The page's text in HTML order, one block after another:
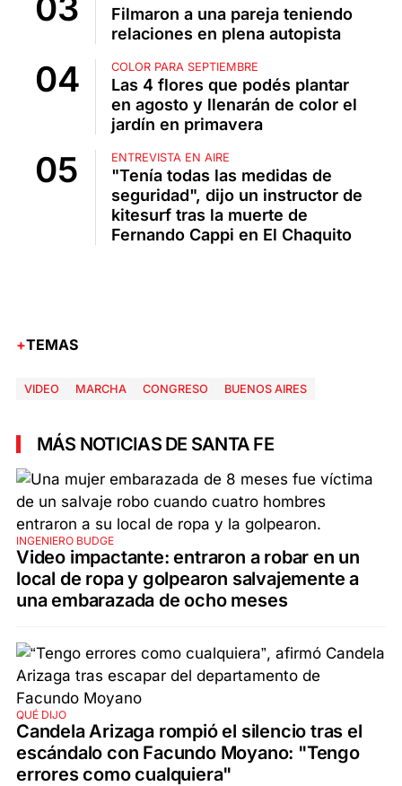
Filmaron a una pareja teniendo
relaciones en plena autopista
COLOR PARA SEPTIEMBRE
Las 4 flores que podés plantar
en agosto y llenarán de color el
jardín en primavera
ENTREVISTA EN AIRE
"Tenía todas las medidas de
seguridad", dijo un instructor de
kitesurf tras la muerte de
Fernando Cappi en El Chaquito
TEMAS
VIDEO MARCHA CONGRESO BUENOS AIRES
MÁS NOTICIAS DE SANTA FE
INGENIERO BUDGE
Video impactante: entraron a robar en un
local de ropa y golpearon salvajemente a
una embarazada de ocho meses
QUÉ DIJO
Candela Arizaga rompió el silencio tras el
escándalo con Facundo Moyano: "Tengo
errores como cualquiera"